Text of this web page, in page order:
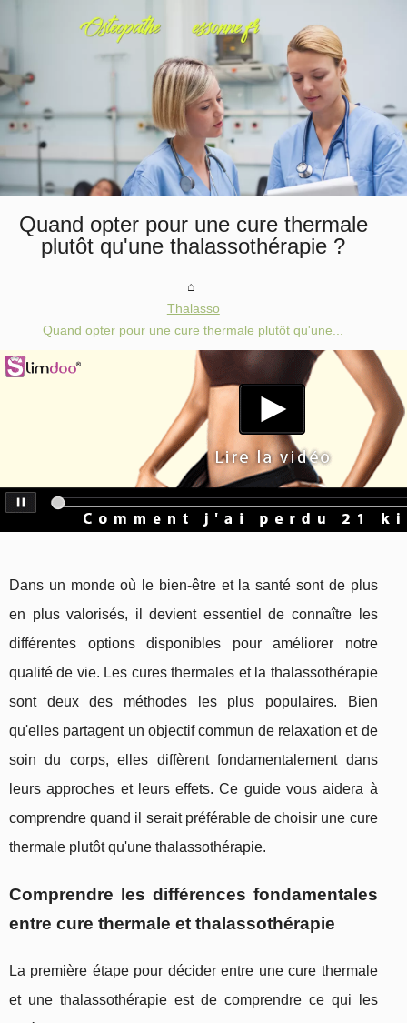
Quand opter pour une cure thermale
plutôt qu'une thalassothérapie ?
Thalasso
Quand opter pour une cure thermale plutôt qu'une...
Dans un monde où le bien-être et la santé sont de plus
en plus valorisés, il devient essentiel de connaître les
différentes options disponibles pour améliorer notre
qualité de vie. Les cures thermales et la thalassothérapie
sont deux des méthodes les plus populaires. Bien
qu'elles partagent un objectif commun de relaxation et de
soin du corps, elles diffèrent fondamentalement dans
leurs approches et leurs effets. Ce guide vous aidera à
comprendre quand il serait préférable de choisir une cure
thermale plutôt qu'une thalassothérapie.
Comprendre les différences fondamentales
entre cure thermale et thalassothérapie
La première étape pour décider entre une cure thermale
et une thalassothérapie est de comprendre ce qui les